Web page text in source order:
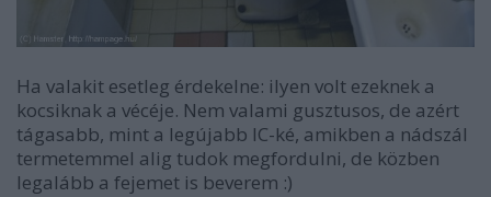
Ha valakit esetleg érdekelne: ilyen volt ezeknek a
kocsiknak a vécéje. Nem valami gusztusos, de azért
tágasabb, mint a legújabb IC-ké, amikben a nádszál
termetemmel alig tudok megfordulni, de közben
legalább a fejemet is beverem :)